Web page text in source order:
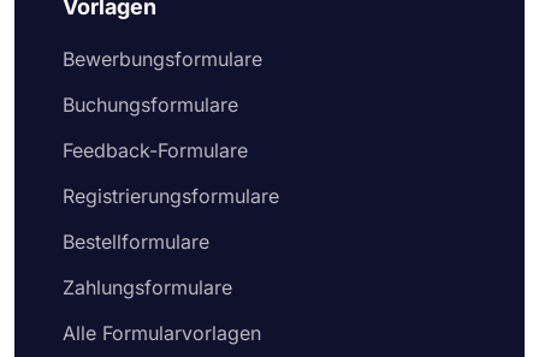
Vorlagen
Bewerbungsformulare
Buchungsformulare
Feedback-Formulare
Registrierungsformulare
Bestellformulare
Zahlungsformulare
Alle Formularvorlagen